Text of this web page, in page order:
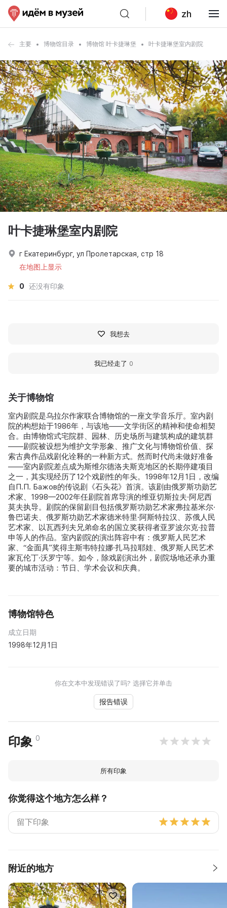
zh
主要 博物馆目录 博物馆 叶卡捷琳堡 叶卡捷琳堡室内剧院
关于博物馆
室内剧院是乌拉尔作家联合博物馆的一座文学音乐厅。室内剧
院的构想始于1986年，与该地——文学街区的精神和使命相契
合。由博物馆式宅院群、园林、历史场所与建筑构成的建筑群
——剧院被设想为维护文学形象、推广文化与博物馆价值、探
索古典作品戏剧化诠释的一种新方式。然而时代尚未做好准备
——室内剧院差点成为斯维尔德洛夫斯克地区的长期停建项目
之一，其实现经历了12个戏剧性的年头。1998年12月1日，改编
自П.П. Бажов的传说剧《石头花》首演。该剧由俄罗斯功勋艺
术家、1998—2002年任剧院首席导演的维亚切斯拉夫·阿尼西
莫夫执导。剧院的保留剧目包括俄罗斯功勋艺术家弗拉基米尔·
鲁巴诺夫、俄罗斯功勋艺术家德米特里·阿斯特拉汉、苏俄人民
艺术家、以瓦西列夫兄弟命名的国立奖获得者亚罗波尔克·拉普
申等人的作品。室内剧院的演出阵容中有：俄罗斯人民艺术
家、“金面具”奖得主斯韦特拉娜·扎马拉耶娃、俄罗斯人民艺术
家瓦伦丁·沃罗宁等。如今，除戏剧演出外，剧院场地还承办重
要的城市活动：节日、学术会议和庆典。
博物馆特色
成立日期
1998年12月1日
你在文本中发现错误了吗? 选择它并单击
报告错误
印象 0
所有印象
你觉得这个地方怎么样？
附近的地方
叶卡捷琳堡室内剧院
г Екатеринбург, ул Пролетарская, стр 18
在地图上显示
0 还没有印象
我想去
我已经走了 0